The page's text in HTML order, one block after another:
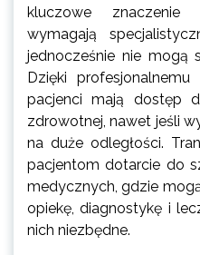
kluczowe
wymagają
jednocześnie nie mogą
Dzięki
pacjenci mają dostęp
zdrowotnej, nawet jeśli
na duże odległości.
pacjentom dotarcie do
medycznych, gdzie
opiekę, diagnostykę i
nich niezbędne.